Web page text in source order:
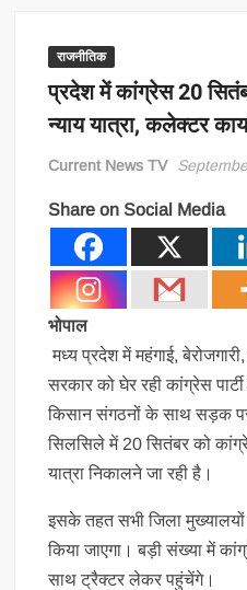
राजनीतिक
प्रदेश में कांग्रेस 20
न्याय यात्रा, कलेक्टर
Current News TV
Share on Social Media
भोपाल
मध्य प्रदेश में महंगाई,
सरकार को घेर रही कांग्रेस
किसान संगठनों के साथ सड़क
सिलसिले में 20 सितंबर को
यात्रा निकालने जा रही है।
इसके तहत सभी जिला
किया जाएगा। बड़ी संख्या में
साथ ट्रैक्टर लेकर पहुंचेंगे।